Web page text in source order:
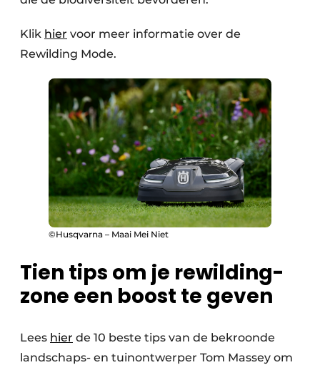
Klik hier voor meer informatie over de
Rewilding Mode.
©Husqvarna – Maai Mei Niet
Tien tips om je rewilding-
zone een boost te geven
Lees hier de 10 beste tips van de bekroonde
landschaps- en tuinontwerper Tom Massey om